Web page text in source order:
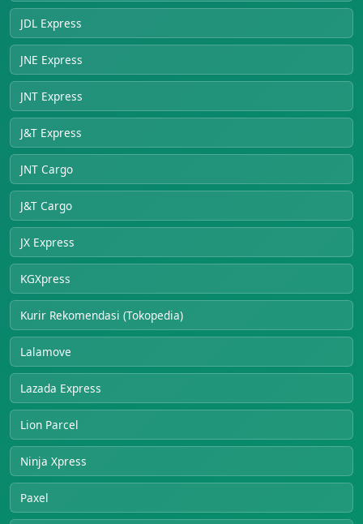
JDL Express
JNE Express
JNT Express
J&T Express
JNT Cargo
J&T Cargo
JX Express
KGXpress
Kurir Rekomendasi (Tokopedia)
Lalamove
Lazada Express
Lion Parcel
Ninja Xpress
Paxel